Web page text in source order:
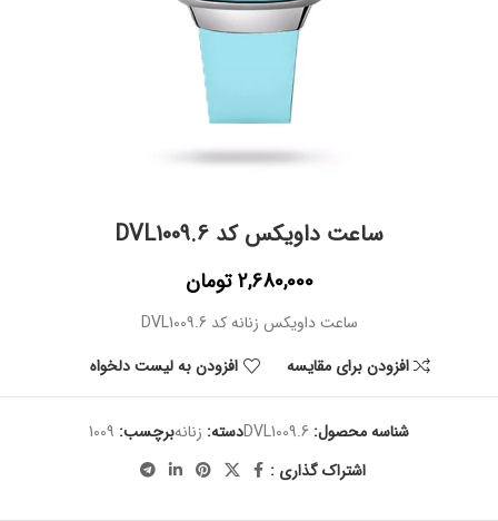
ساعت داویکس کد DVL1009.6
2,680,000 تومان
ساعت داویکس زنانه کد DVL1009.6
افزودن برای مقایسه
افزودن به لیست دلخواه
شناسه محصول: DVL1009.6دسته: زنانهبرچسب: 1009
اشتراک گذاری :